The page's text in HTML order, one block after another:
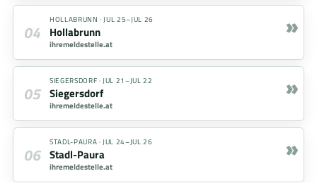
04
HOLLABRUNN ·JUL 25–JUL 26
Hollabrunn
ihremeldestelle.at
»
05
SIEGERSDORF ·JUL 21–JUL 22
Siegersdorf
ihremeldestelle.at
»
06
STADL-PAURA ·JUL 24–JUL 26
Stadl-Paura
ihremeldestelle.at
»